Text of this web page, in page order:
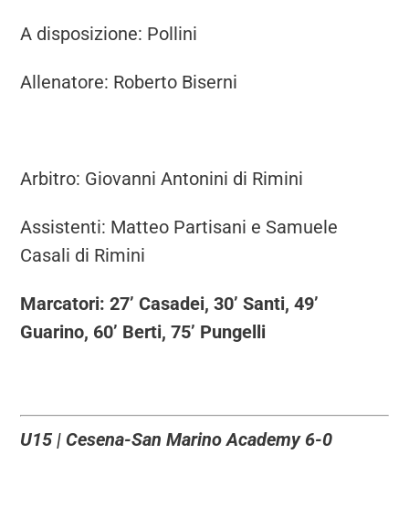
A disposizione: Pollini
Allenatore: Roberto Biserni
Arbitro: Giovanni Antonini di Rimini
Assistenti: Matteo Partisani e Samuele
Casali di Rimini
Marcatori: 27’ Casadei, 30’ Santi, 49’
Guarino, 60’ Berti, 75’ Pungelli
U15 | Cesena-San Marino Academy 6-0